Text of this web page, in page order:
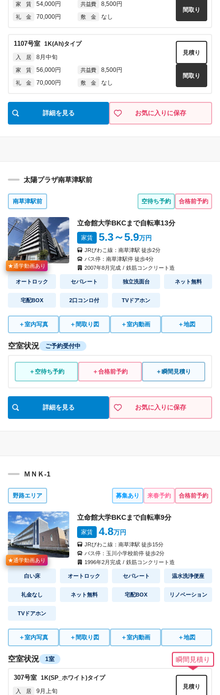
家 賃 54,000円 共益費 8,500円
礼 金 70,000円 敷 金 なし
間取り
1107号室 1K(Ah)タイプ
入 居 8月中旬
家 賃 56,000円 共益費 8,500円
礼 金 70,000円 敷 金 なし
見積り
間取り
詳細を見る お気に入りに保存
太陽プラザ南草津駅前
南草津駅前 空待ち予約 合格前予約
★通学動画あり
立命館大学BKCまで自転車13分
家賃 5.3～5.9万円
JRびわこ線： 南草津駅 徒歩2分
バス停： 南草津駅停徒歩4分
2007年8月完成 / 鉄筋コンクリート造
オートロック セパレート 独立洗面台 ネット無料
宅配BOX 2口コンロ付 TVドアホン
＋室内写真 ＋ 間取り図 ＋室内動画 ＋地図
空室状況 ご予約受付中
＋空待ち予約 ＋合格前予約 ＋瞬間見積り
詳細を見る お気に入りに保存
ＭＮＫ-1
野路エリア 募集あり 来春予約 合格前予約
★通学動画あり
立命館大学BKCまで自転車9分
家賃 4.8万円
JRびわこ線： 南草津駅 徒歩15分
バス停： 玉川小学校前停徒歩2分
1996年2月完成 / 鉄筋コンクリート造
白い床 オートロック セパレート 温水洗浄便座
礼金なし ネット無料 宅配BOX リノベーション
TVドアホン
＋室内写真 ＋ 間取り図 ＋室内動画 ＋地図
空室状況 1室 瞬間見積り
307号室 1K(SP_ホワイト)タイプ
入 居 9月上旬
見積り